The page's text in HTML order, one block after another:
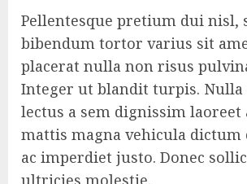
Pellentesque pretium dui nisl,
bibendum tortor varius sit
placerat nulla non risus
Integer ut blandit turpis. Nulla
lectus a sem dignissim laoreet
mattis magna vehicula dictum
ac imperdiet justo. Donec
ultricies molestie.